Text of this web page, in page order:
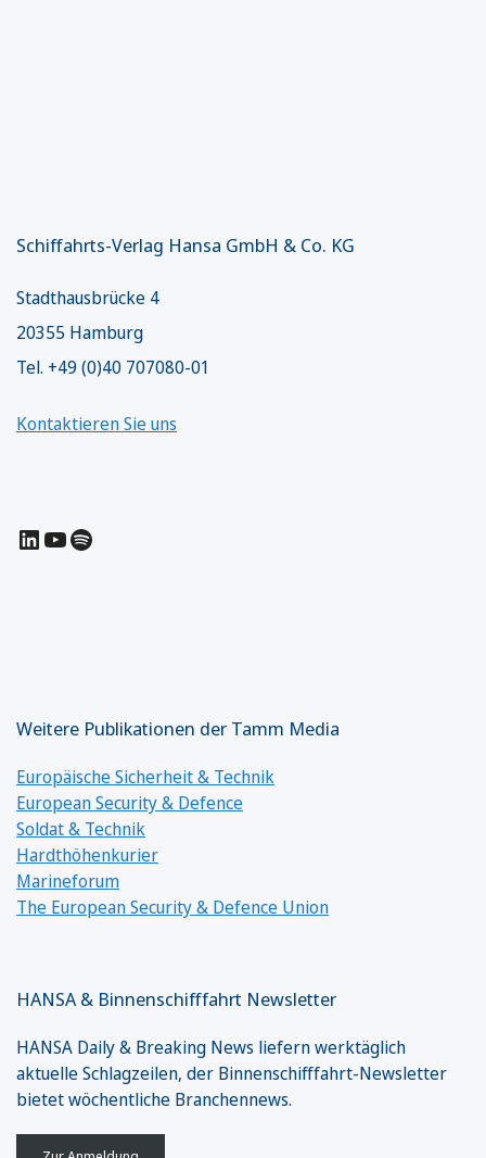
Schiffahrts-Verlag Hansa GmbH & Co. KG
Stadthausbrücke 4
20355 Hamburg
Tel. +49 (0)40 707080-01
Kontaktieren Sie uns
LinkedIn
YouTube
Spotify
Weitere Publikationen der Tamm Media
Europäische Sicherheit & Technik
European Security & Defence
Soldat & Technik
Hardthöhenkurier
Marineforum
The European Security & Defence Union
HANSA & Binnenschifffahrt Newsletter
HANSA Daily & Breaking News liefern werktäglich
aktuelle Schlagzeilen, der Binnenschifffahrt-Newsletter
bietet wöchentliche Branchennews.